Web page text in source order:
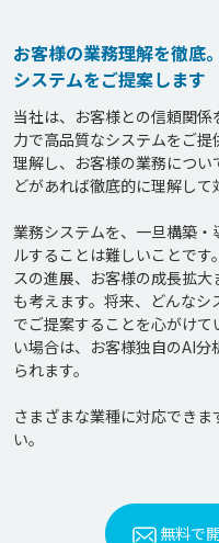
お客様の業務理解を徹底
システムをご提案します
当社は、お客様との信頼関
力で高品質なシステムをご
理解し、お客様の業務につ
どがあれば徹底的に理解して
業務システムを、一旦構築
ルすることは難しいことで
スの進展、お客様の成長拡
も考えます。将来、どんな
でご提案することを心がけ
い場合は、お客様独自のAI
られます。
さまざまな業種に対応でき
い。
無料で